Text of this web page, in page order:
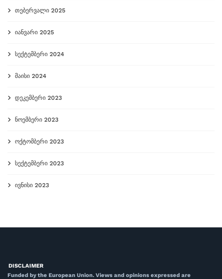
თებერვალი 2025
იანვარი 2025
სექტემბერი 2024
მაისი 2024
დეკემბერი 2023
ნოემბერი 2023
ოქტომბერი 2023
სექტემბერი 2023
ივნისი 2023
DISCLAIMER
Funded by the European Union. Views and opinions expressed are